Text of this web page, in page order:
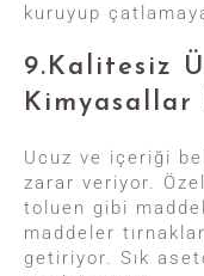
kuruyup
9.Kalitesiz
Kimyasallar
Ucuz ve içeriği
zarar veriyor.
toluen gibi
maddeler
getiriyor. Sık